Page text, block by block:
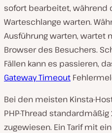
sofort bearbeitet, während
Warteschlange warten.
Ausführung warten, wartet
Browser des Besuchers.
Fällen kann es passieren,
Gateway Timeout
Bei den meisten Kinsta-
PHP-Thread
zugewiesen. Ein Tarif mit